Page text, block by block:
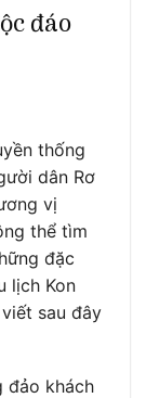
đáo
thống
dân Rơ
vị
thể tìm
đặc
lịch Kon
sau đây
đảo khách